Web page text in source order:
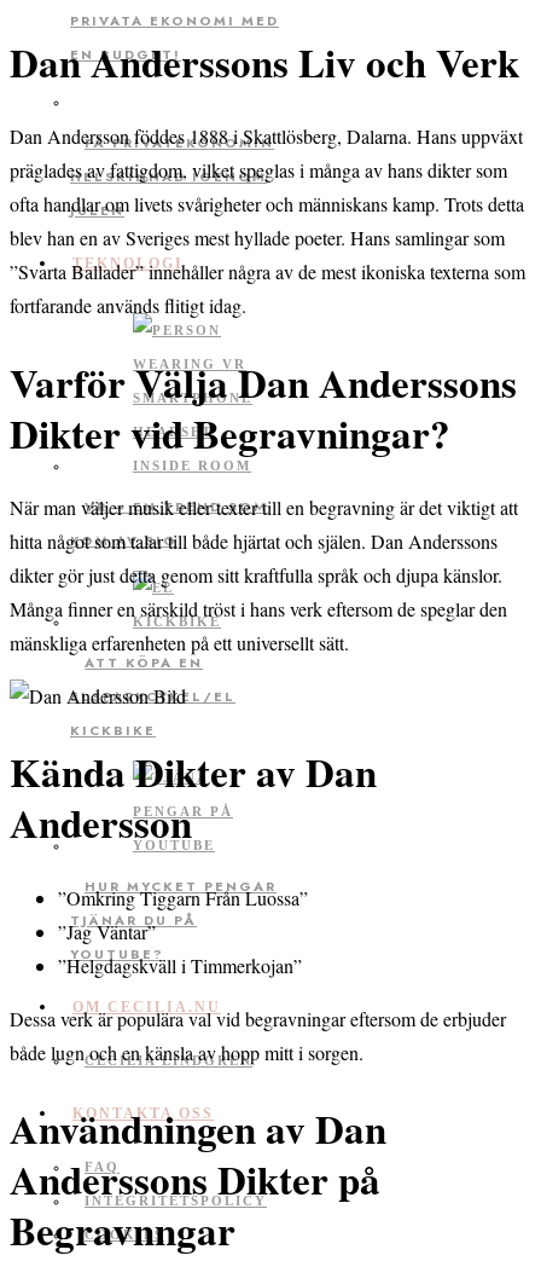
PRIVATA EKONOMI MED
EN BUDGET!
FÅ PRIVATEKONOMIN
HELSKINNAD IGENOM
JULEN
TEKNOLOGI
VR – EN TREND SOM
KOM AV SIG
ATT KÖPA EN
ELSPARKCYKEL/EL
KICKBIKE
HUR MYCKET PENGAR
TJÄNAR DU PÅ
YOUTUBE?
OM CECILIA.NU
CECILIA LINDGREN
KONTAKTA OSS
FAQ
INTEGRITETSPOLICY
COOKIES
Dan Anderssons Liv och Verk
Dan Andersson föddes 1888 i Skattlösberg, Dalarna. Hans uppväxt
präglades av fattigdom, vilket speglas i många av hans dikter som
ofta handlar om livets svårigheter och människans kamp. Trots detta
blev han en av Sveriges mest hyllade poeter. Hans samlingar som
”Svarta Ballader” innehåller några av de mest ikoniska texterna som
fortfarande används flitigt idag.
Varför Välja Dan Anderssons
Dikter vid Begravningar?
När man väljer musik eller texter till en begravning är det viktigt att
hitta något som talar till både hjärtat och själen. Dan Anderssons
dikter gör just detta genom sitt kraftfulla språk och djupa känslor.
Många finner en särskild tröst i hans verk eftersom de speglar den
mänskliga erfarenheten på ett universellt sätt.
Kända Dikter av Dan
Andersson
”Omkring Tiggarn Från Luossa”
”Jag Väntar”
”Helgdagskväll i Timmerkojan”
Dessa verk är populära val vid begravningar eftersom de erbjuder
både lugn och en känsla av hopp mitt i sorgen.
Användningen av Dan
Anderssons Dikter på
Begravnngar